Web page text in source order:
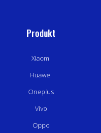
Produkt
Xiaomi
Huawei
Oneplus
Vivo
Oppo